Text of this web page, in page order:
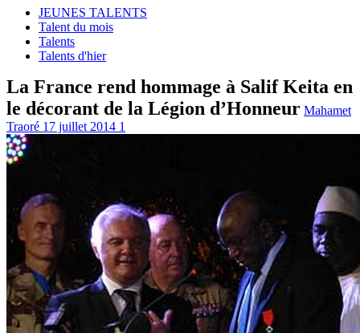
JEUNES TALENTS
Talent du mois
Talents
Talents d'hier
La France rend hommage à Salif Keita en
le décorant de la Légion d’Honneur Mahamet
Traoré 17 juillet 2014 1